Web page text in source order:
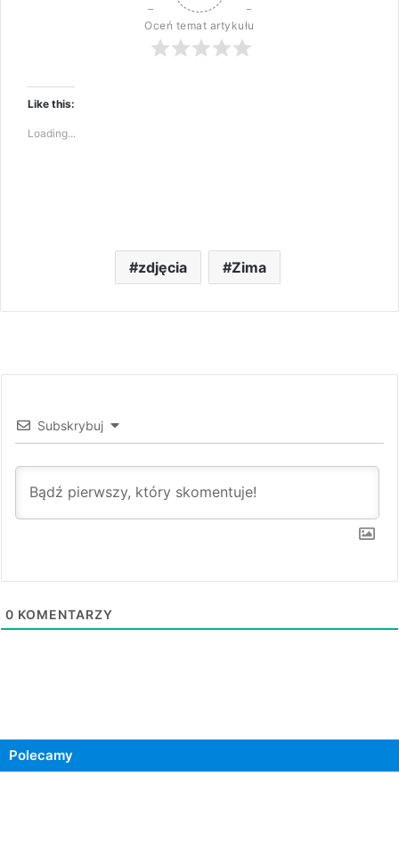
Oceń temat artykułu
Like this:
Loading...
zdjęcia Zima
Subskrybuj
0 KOMENTARZY
Polecamy